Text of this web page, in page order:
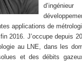
applications de
2016. J’occupe depuis
au LNE, dans les
et des débits